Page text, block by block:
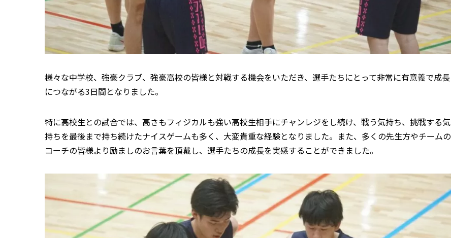
様々な中学校、強豪クラブ、強豪高校の皆様と対戦する機会をいただき、選手たちにとって非常に有意義で成長
につながる3日間となりました。
特に高校生との試合では、高さもフィジカルも強い高校生相手にチャンレジをし続け、戦う気持ち、挑戦する気
持ちを最後まで持ち続けたナイスゲームも多く、大変貴重な経験となりました。また、多くの先生方やチームの
コーチの皆様より励ましのお言葉を頂戴し、選手たちの成長を実感することができました。